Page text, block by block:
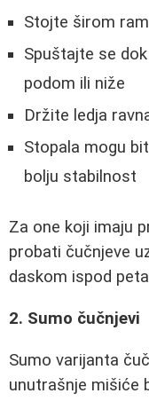
Stojte širom
Spuštajte se
podom ili niže
Držite ledja
Stopala mogu
bolju stabilnost
Za one koji imaju
probati čučnjeve
daskom ispod
2. Sumo čučnjevi
Sumo varijanta
unutrašnje mišiće